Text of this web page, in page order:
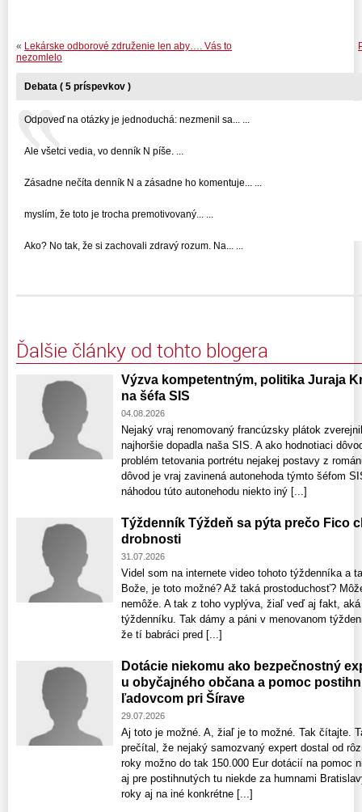
« Lekárske odborové združenie len aby…. Vás to
nezomlelo
Debata ( 5 príspevkov )
Odpoveď na otázky je jednoduchá: nezmenil sa... ...
Ale všetci vedia, vo denník N píše. ...
Zásadne nečíta denník N a zásadne ho komentuje... ...
myslím, že toto je trocha premotivovaný... ...
Ako? No tak, že si zachovali zdravý rozum. Na... ...
Ďalšie články od tohto blogera
Výzva kompetentným, politika Juraja
na šéfa SIS
04.08.2026
Nejaký vraj renomovaný francúzsky plátok
najhoršie dopadla naša SIS. A ako hodnotiaci
problém tetovania portrétu nejakej postavy z
dôvod je vraj zavinená autonehoda týmto šéfom
náhodou túto autonehodu niekto iný [...]
Týždenník Týždeň sa pýta prečo Fico
drobnosti
31.07.2026
Videl som na internete video tohoto týždenníka a
Bože, je toto možné? Až taká prostoduchosť?
nemôže. A tak z toho vyplýva, žiaľ veď aj fakt,
týždenníku. Tak dámy a páni v menovanom
že tí babráci pred [...]
Dotácie niekomu ako bezpečnostný
u obyčajného občana a pomoc
ľadovcom pri Šírave
29.07.2026
Aj toto je možné. A, žiaľ je to možné. Tak čítajte.
prečítal, že nejaký samozvaný expert dostal od
roky možno do tak 150.000 Eur dotácií na pomoc
aj pre postihnutých tu niekde za humnami
roky aj na iné konkrétne [...]